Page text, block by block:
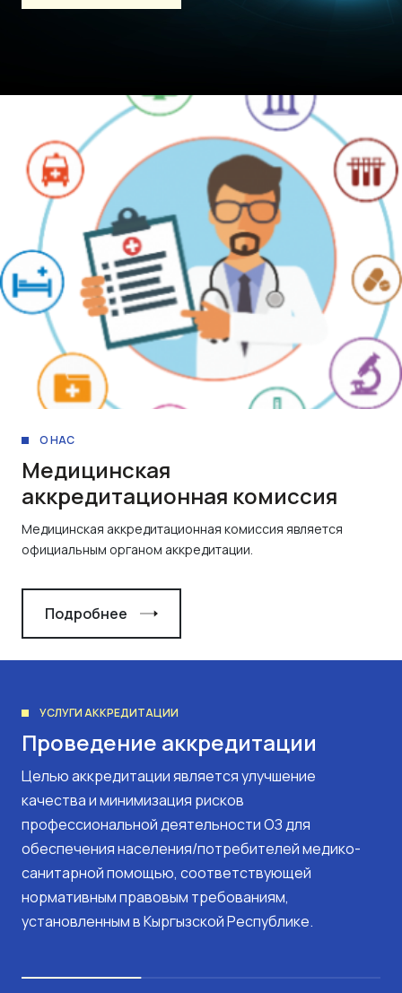
О НАС
Медицинская
аккредитационная комиссия
Медицинская аккредитационная комиссия является
официальным органом аккредитации.
Подробнее
УСЛУГИ АККРЕДИТАЦИИ
Проведение аккредитации
Целью аккредитации является улучшение
качества и минимизация рисков
профессиональной деятельности ОЗ для
обеспечения населения/потребителей медико-
санитарной помощью, соответствующей
нормативным правовым требованиям,
установленным в Кыргызской Республике.